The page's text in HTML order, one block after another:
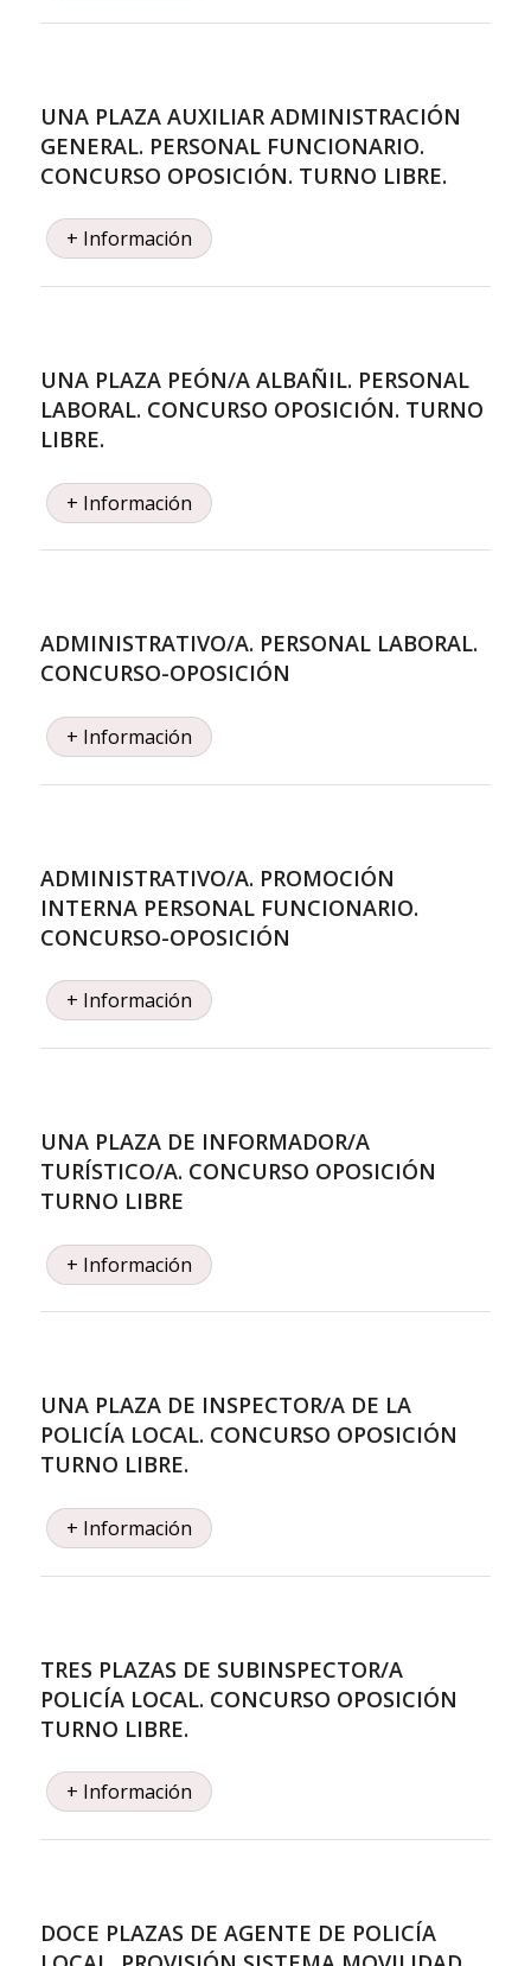
UNA PLAZA AUXILIAR ADMINISTRACIÓN
GENERAL. PERSONAL FUNCIONARIO.
CONCURSO OPOSICIÓN. TURNO LIBRE.
+ Información
UNA PLAZA PEÓN/A ALBAÑIL. PERSONAL
LABORAL. CONCURSO OPOSICIÓN. TURNO
LIBRE.
+ Información
ADMINISTRATIVO/A. PERSONAL LABORAL.
CONCURSO-OPOSICIÓN
+ Información
ADMINISTRATIVO/A. PROMOCIÓN
INTERNA PERSONAL FUNCIONARIO.
CONCURSO-OPOSICIÓN
+ Información
UNA PLAZA DE INFORMADOR/A
TURÍSTICO/A. CONCURSO OPOSICIÓN
TURNO LIBRE
+ Información
UNA PLAZA DE INSPECTOR/A DE LA
POLICÍA LOCAL. CONCURSO OPOSICIÓN
TURNO LIBRE.
+ Información
TRES PLAZAS DE SUBINSPECTOR/A
POLICÍA LOCAL. CONCURSO OPOSICIÓN
TURNO LIBRE.
+ Información
DOCE PLAZAS DE AGENTE DE POLICÍA